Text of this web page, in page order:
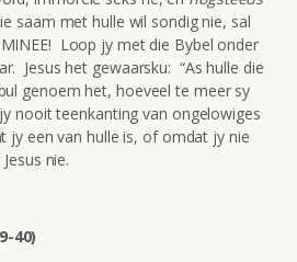
saam met hulle wil sondig nie, sal
Loop jy met die Bybel onder
Jesus het gewaarsku: “As hulle die
genoem het, hoeveel te meer sy
nooit teenkanting van ongelowiges
jy een van hulle is, of omdat jy nie
nie.
40)